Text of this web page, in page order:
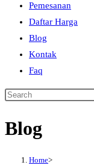
Pemesanan
Daftar Harga
Blog
Kontak
Faq
Search
website
Blog
Home>